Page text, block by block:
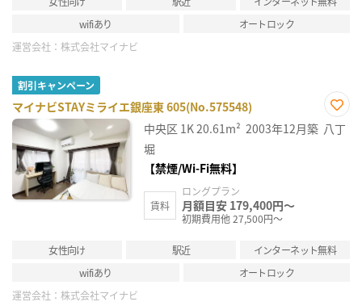
wifiあり
オートロック
運営会社： 株式会社マイナビ
割引キャンペーン
マイナビSTAYミライエ銀座東 605(No.575548)
お気
に入
中央区 1K20.61m² 2003年12月築 八丁
堀
【禁煙/Wi-Fi無料】
賃料
ロングプラン
月額目安 179,400円～
初期費用他 27,500円～
女性向け 駅近
インターネット無料
wifiあり
オートロック
運営会社： 株式会社マイナビ